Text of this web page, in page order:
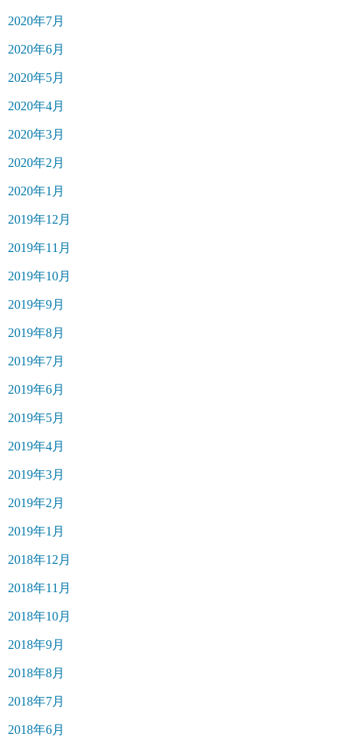
2020年7月
2020年6月
2020年5月
2020年4月
2020年3月
2020年2月
2020年1月
2019年12月
2019年11月
2019年10月
2019年9月
2019年8月
2019年7月
2019年6月
2019年5月
2019年4月
2019年3月
2019年2月
2019年1月
2018年12月
2018年11月
2018年10月
2018年9月
2018年8月
2018年7月
2018年6月